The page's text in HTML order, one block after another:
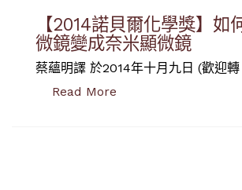
【2014諾貝爾化學獎】如
微鏡變成奈米顯微鏡
蔡蘊明譯 於2014年十月九日 (歡迎
Read More